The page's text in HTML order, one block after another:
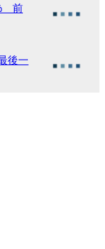
前
後一